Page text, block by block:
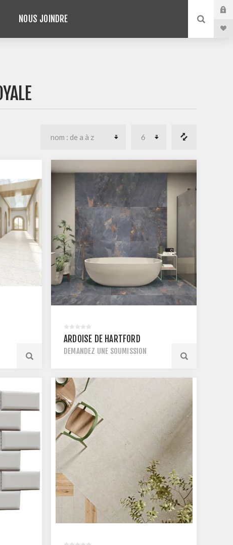
NOUS JOINDRE
ARDOISE DE HARTFORD
DEMANDEZ UNE SOUMISSION